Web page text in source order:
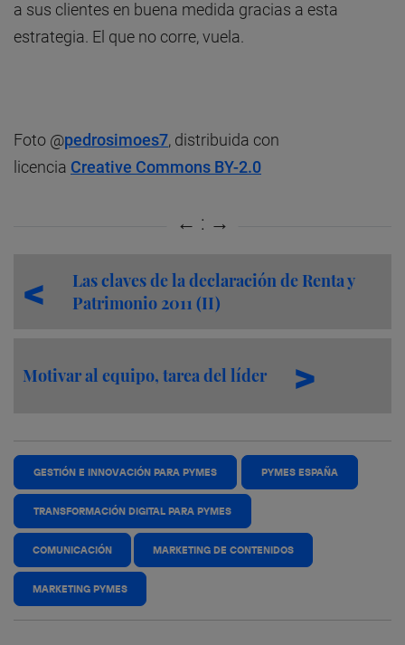
a sus clientes en buena medida gracias a esta
estrategia. El que no corre, vuela.
Foto @pedrosimoes7, distribuida con
licencia Creative Commons BY-2.0
Las claves de la declaración de Renta y
Patrimonio 2011 (II)
Motivar al equipo, tarea del líder
GESTIÓN E INNOVACIÓN PARA PYMES PYMES ESPAÑA
TRANSFORMACIÓN DIGITAL PARA PYMES
COMUNICACIÓN MARKETING DE CONTENIDOS
MARKETING PYMES